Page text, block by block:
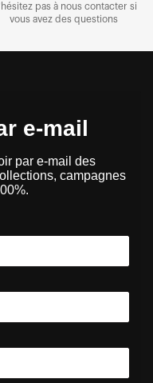
pas à nous contacter si
vous avez des questions
e-mail
par e-mail des
campagnes